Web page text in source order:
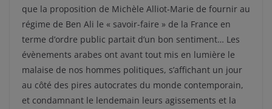
que la proposition de Michèle Alliot-Marie de fournir au
régime de Ben Ali le « savoir-faire » de la France en
terme d’ordre public partait d’un bon sentiment… Les
évènements arabes ont avant tout mis en lumière le
malaise de nos hommes politiques, s’affichant un jour
au côté des pires autocrates du monde contemporain,
et condamnant le lendemain leurs agissements et la